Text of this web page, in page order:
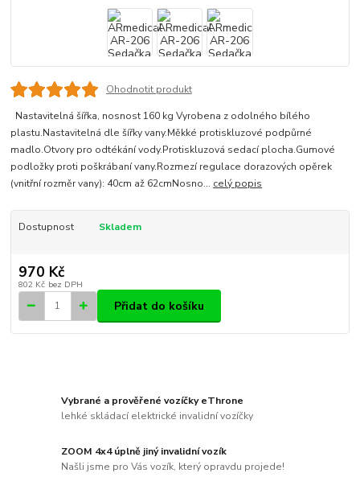
Ohodnotit produkt
Nastavitelná šířka, nosnost 160 kg Vyrobena z odolného bílého
plastu.Nastavitelná dle šířky vany.Měkké protiskluzové podpůrné
madlo.Otvory pro odtékání vody.Protiskluzová sedací plocha.Gumové
podložky proti poškrábaní vany.Rozmezí regulace dorazových opěrek
(vnitřní rozměr vany): 40cm až 62cmNosno... celý popis
Dostupnost Skladem
970 Kč
802 Kč bez DPH
Přidat do košíku
Vybrané a prověřené vozíčky eThrone
lehké skládací elektrické invalidní vozíčky
ZOOM 4x4 úplně jiný invalidní vozík
Našli jsme pro Vás vozík, který opravdu projede!